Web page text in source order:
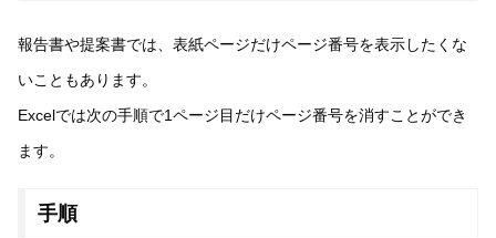
報告書や提案書では、表紙ページだけページ番号を表示したくな
いこともあります。
Excelでは次の手順で1ページ目だけページ番号を消すことができ
ます。
手順